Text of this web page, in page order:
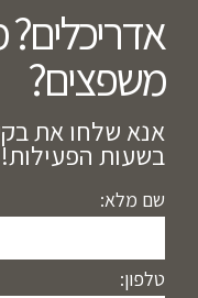
אדריכלים?
משפצים?​
אנא שלחו את
בשעות הפעילות!
שם מלא:
טלפון: